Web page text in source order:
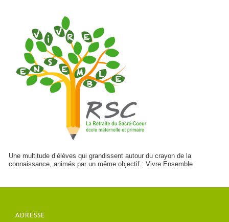
Une multitude d’élèves qui grandissent autour du crayon de la
connaissance, animés par un même objectif : Vivre Ensemble
ADRESSE